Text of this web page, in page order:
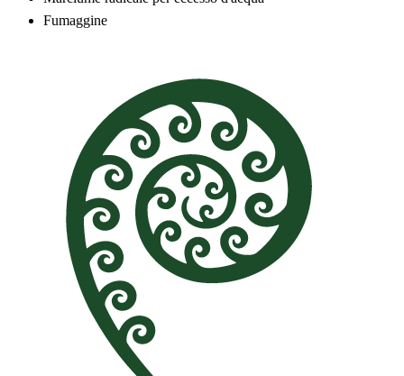
Fumaggine